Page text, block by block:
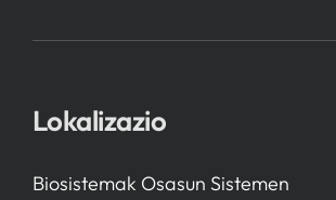
Lokalizazio
Biosistemak Osasun Sistemen